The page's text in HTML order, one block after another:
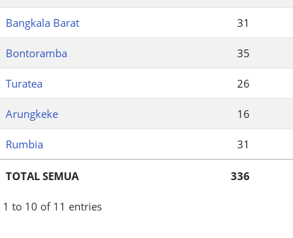
Bangkala Barat 31
Bontoramba 35
Turatea 26
Arungkeke 16
Rumbia 31
TOTAL SEMUA 336
1 to 10 of 11 entries